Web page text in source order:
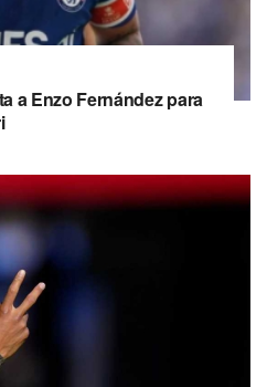
a Enzo Fernández para